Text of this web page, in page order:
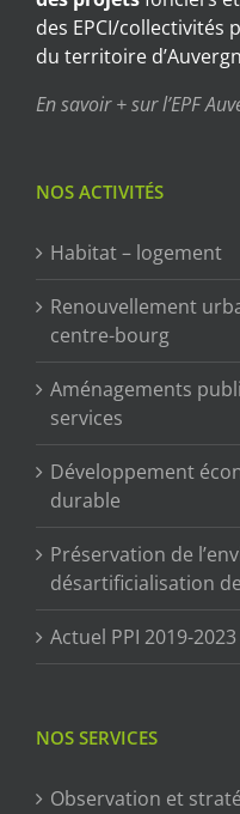
des EPCI/collectivités
du territoire
En savoir + sur l’EPF
NOS ACTIVITÉS
Habitat – logement
Renouvellement
centre-bourg
Aménagements
services
Développement
durable
Préservation de
désartificialisation
Actuel PPI 2019-2023
NOS SERVICES
Observation et